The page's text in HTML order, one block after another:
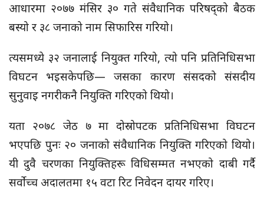
आधारमा २०७७ मंसिर ३० गते संवैधानिक परिषद्को बैठक
बस्यो र ३८ जनाको नाम सिफारिस गरियो।
त्यसमध्ये ३२ जनालाई नियुक्त गरियो, त्यो पनि प्रतिनिधिसभा
विघटन भइसकेपछि— जसका कारण संसदको संसदीय
सुनुवाइ नगरीकनै नियुक्ति गरिएको थियो।
यता २०७८ जेठ ७ मा दोस्रोपटक प्रतिनिधिसभा विघटन
भएपछि पुनः २० जनाको संवैधानिक नियुक्ति गरिएको थियो।
यी दुवै चरणका नियुक्तिहरू विधिसम्मत नभएको दाबी गर्दै
सर्वोच्च अदालतमा १५ वटा रिट निवेदन दायर गरिए।